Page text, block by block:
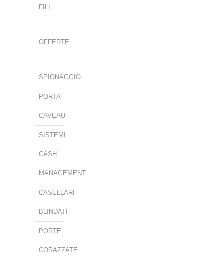
FILI
OFFERTE
SPIONAGGIO
PORTA
CAVEAU
SISTEMI
CASH
MANAGEMENT
CASELLARI
BLINDATI
PORTE
CORAZZATE